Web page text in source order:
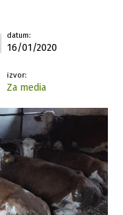
datum:
16/01/2020
izvor:
Za media